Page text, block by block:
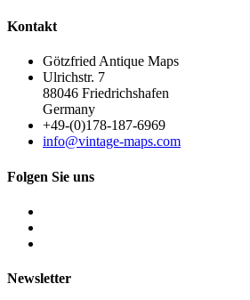
Kontakt
Götzfried Antique Maps
Ulrichstr. 7
88046 Friedrichshafen
Germany
+49-(0)178-187-6969
info@vintage-maps.com
Folgen Sie uns
Newsletter